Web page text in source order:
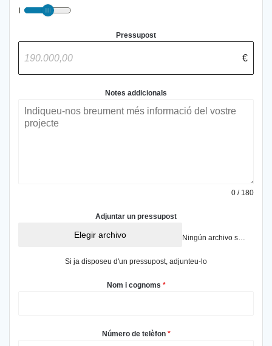
Pressupost
€
Notes addicionals
0 / 180
Adjuntar un pressupost
Elegir archivo Ningún archivo seleccionado
Si ja disposeu d'un pressupost, adjunteu-lo
Nom i cognoms *
Número de telèfon *